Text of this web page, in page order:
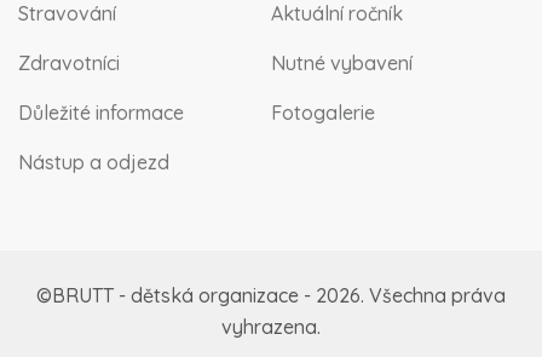
Stravování
Zdravotníci
Důležité informace
Nástup a odjezd
Aktuální ročník
Nutné vybavení
Fotogalerie
©BRUTT - dětská organizace - 2026. Všechna práva
vyhrazena.